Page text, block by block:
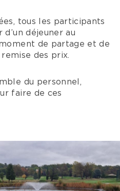
tous les participants
déjeuner au
de partage et de
des prix.
du personnel,
faire de ces